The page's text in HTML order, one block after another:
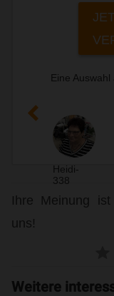
Eine
Heidi-
338
Ihre Meinung
uns!
Weitere